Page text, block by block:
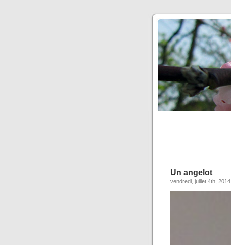
Un angelot
vendredi, juillet 4th, 2014